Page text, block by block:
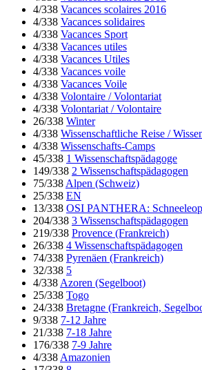
4/338 Vacances scolaires 2016
4/338 Vacances solidaires
4/338 Vacances Sport
4/338 Vacances utiles
4/338 Vacances Utiles
4/338 Vacances voile
4/338 Vacances Voile
4/338 Volontaire / Volontariat
4/338 Volontariat / Volontaire
26/338 Winter
4/338 Wissenschaftliche Reise /
4/338 Wissenschafts-Camps
45/338 1 Wissenschaftspädagoge
149/338 2 Wissenschaftspädagogen
75/338 Alpen (Schweiz)
25/338 EN
13/338 OSI PANTHERA:
204/338 3 Wissenschaftspädagogen
219/338 Provence (Frankreich)
26/338 4 Wissenschaftspädagogen
74/338 Pyrenäen (Frankreich)
32/338 5
4/338 Azoren (Segelboot)
25/338 Togo
24/338 Bretagne (Frankreich,
9/338 7-12 Jahre
21/338 7-18 Jahre
176/338 7-9 Jahre
4/338 Amazonien